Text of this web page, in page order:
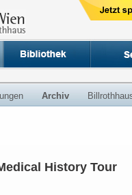
Archiv
History Tour